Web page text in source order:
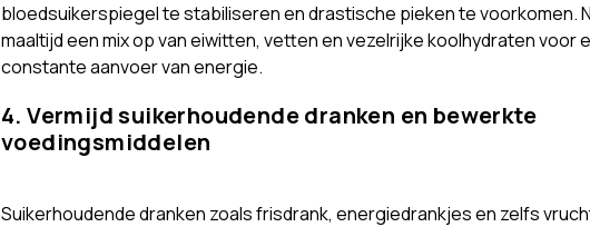
bloedsuikerspiegel te stabiliseren en drastische pieken te voorkomen.
maaltijd een mix op van eiwitten, vetten en vezelrijke koolhydraten voor
constante aanvoer van energie.
4. Vermijd suikerhoudende dranken en bewerkte
voedingsmiddelen
Suikerhoudende dranken zoals frisdrank, energiedrankjes en zelfs